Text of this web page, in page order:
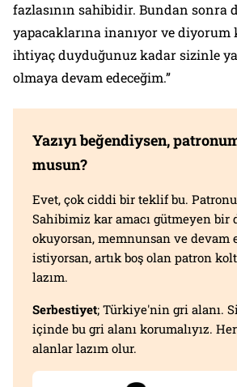
fazlasının sahibidir. Bundan sonra
yapacaklarına inanıyor ve diyorum
ihtiyaç duyduğunuz kadar sizinle
olmaya devam edeceğim.”
Yazıyı beğendiysen,
musun?
Evet, çok ciddi bir teklif bu.
Sahibimiz kar amacı gütmeyen bir
okuyorsan, memnunsan ve devam
istiyorsan, artık boş olan patron
lazım.
Serbestiyet; Türkiye'nin gri alanı.
içinde bu gri alanı korumalıyız.
alanlar lazım olur.